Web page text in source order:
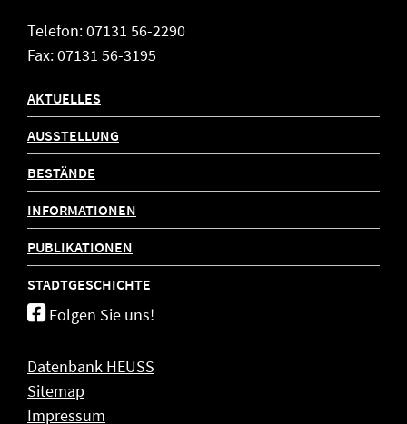
Telefon: 07131 56-2290
Fax: 07131 56-3195
AKTUELLES
AUSSTELLUNG
BESTÄNDE
INFORMATIONEN
PUBLIKATIONEN
STADTGESCHICHTE
Folgen Sie uns!
Datenbank HEUSS
Sitemap
Impressum